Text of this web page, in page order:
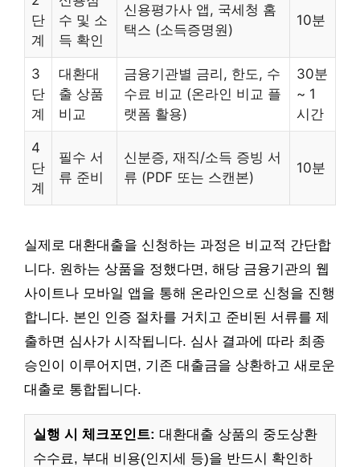
단
계
수 및 소
득 확인
신용평가사 앱, 국세청 홈
택스 (소득증명원)
10분
3
단
계
대환대
출 상품
비교
금융기관별 금리, 한도, 수
수료 비교 (온라인 비교 플
랫폼 활용)
30분
~ 1
시간
4
단
계
필수 서
류 준비
신분증, 재직/소득 증빙 서
류 (PDF 또는 스캔본)
10분
실제로 대환대출을 신청하는 과정은 비교적 간단합
니다. 원하는 상품을 정했다면, 해당 금융기관의 웹
사이트나 모바일 앱을 통해 온라인으로 신청을 진행
합니다. 본인 인증 절차를 거치고 준비된 서류를 제
출하면 심사가 시작됩니다. 심사 결과에 따라 최종
승인이 이루어지면, 기존 대출금을 상환하고 새로운
대출로 통합됩니다.
실행 시 체크포인트: 대환대출 상품의 중도상환
수수료, 부대 비용(인지세 등)을 반드시 확인하